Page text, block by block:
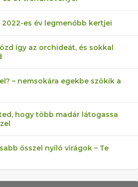
es év legmenőbb kertjei
így az orchideát, és sokkal
– nemsokára egekbe szökik a
hogy több madár látogassa
ősszel nyíló virágok – Te